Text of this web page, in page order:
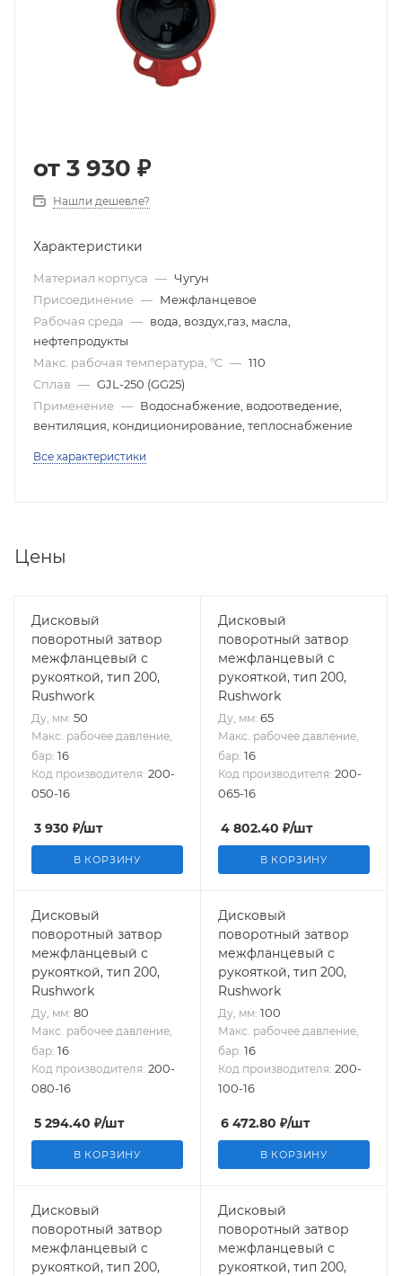
от 3 930 ₽
Нашли дешевле?
Характеристики
Материал корпуса — Чугун
Присоединение — Межфланцевое
Рабочая среда — вода, воздух,газ, масла,
нефтепродукты
Макс. рабочая температура, °C — 110
Сплав — GJL-250 (GG25)
Применение — Водоснабжение, водоотведение,
вентиляция, кондиционирование, теплоснабжение
Все характеристики
Цены
Дисковый
поворотный затвор
межфланцевый с
рукояткой, тип 200,
Rushwork
Ду, мм: 50
Макс. рабочее давление,
бар: 16
Код производителя: 200-
050-16
3 930 ₽/шт
В КОРЗИНУ
Дисковый
поворотный затвор
межфланцевый с
рукояткой, тип 200,
Rushwork
Ду, мм: 65
Макс. рабочее давление,
бар: 16
Код производителя: 200-
065-16
4 802.40 ₽/шт
В КОРЗИНУ
Дисковый
поворотный затвор
межфланцевый с
рукояткой, тип 200,
Rushwork
Ду, мм: 80
Макс. рабочее давление,
бар: 16
Код производителя: 200-
080-16
5 294.40 ₽/шт
В КОРЗИНУ
Дисковый
поворотный затвор
межфланцевый с
рукояткой, тип 200,
Rushwork
Ду, мм: 100
Макс. рабочее давление,
бар: 16
Код производителя: 200-
100-16
6 472.80 ₽/шт
В КОРЗИНУ
Дисковый
поворотный затвор
межфланцевый с
рукояткой, тип 200,
Дисковый
поворотный затвор
межфланцевый с
рукояткой, тип 200,